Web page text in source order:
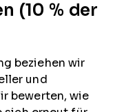
(10 % der
beziehen wir
und
bewerten, wie